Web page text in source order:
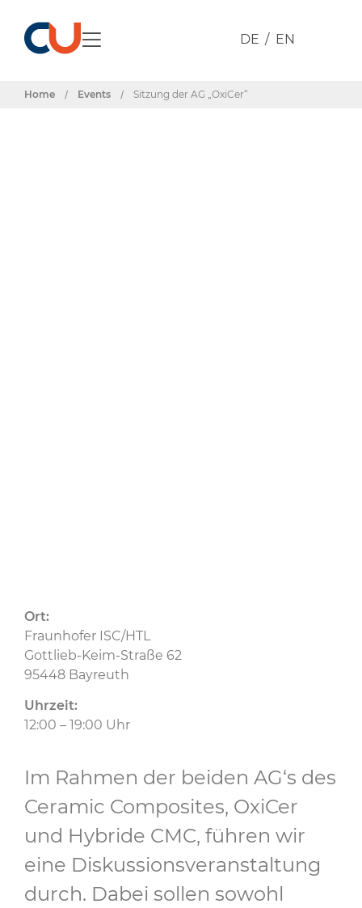
DE EN
Home / Events / Sitzung der AG „OxiCer“
Ort:
Fraunhofer ISC/HTL
Gottlieb-Keim-Straße 62
95448 Bayreuth
Uhrzeit:
12:00 – 19:00 Uhr
Im Rahmen der beiden AG‘s des
Ceramic Composites, OxiCer
und Hybride CMC, führen wir
eine Diskussionsveranstaltung
durch. Dabei sollen sowohl